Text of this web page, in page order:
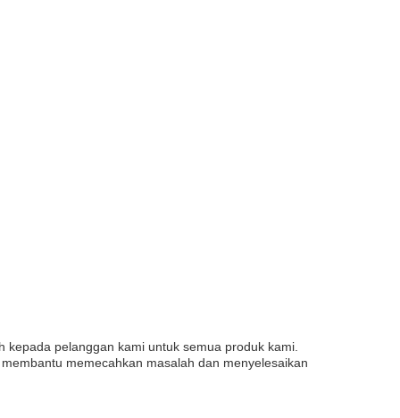
pelanggan kami untuk semua produk kami.
memecahkan masalah dan menyelesaikan